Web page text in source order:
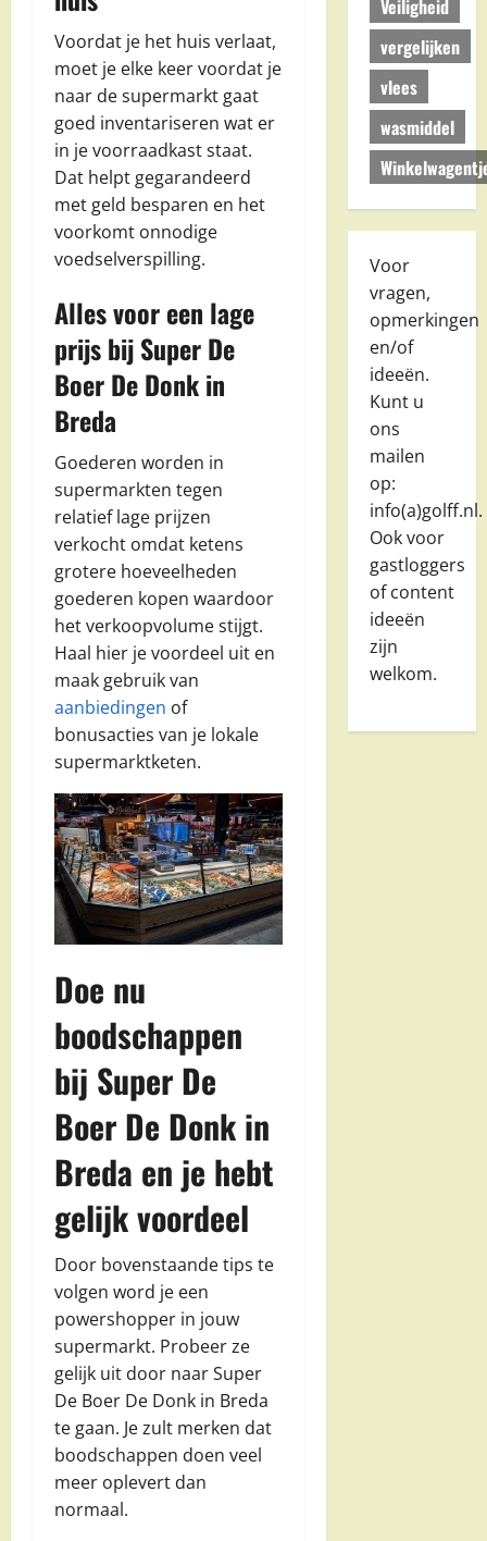
Voordat je het huis verlaat,
moet je elke keer voordat je
naar de supermarkt gaat
goed inventariseren wat er
in je voorraadkast staat.
Dat helpt gegarandeerd
met geld besparen en het
voorkomt onnodige
voedselverspilling.
Alles voor een lage
prijs bij Super De
Boer De Donk in
Breda
Goederen worden in
supermarkten tegen
relatief lage prijzen
verkocht omdat ketens
grotere hoeveelheden
goederen kopen waardoor
het verkoopvolume stijgt.
Haal hier je voordeel uit en
maak gebruik van
aanbiedingen of
bonusacties van je lokale
supermarktketen.
Doe nu
boodschappen
bij Super De
Boer De Donk in
Breda en je hebt
gelijk voordeel
Door bovenstaande tips te
volgen word je een
powershopper in jouw
supermarkt. Probeer ze
gelijk uit door naar Super
De Boer De Donk in Breda
te gaan. Je zult merken dat
boodschappen doen veel
meer oplevert dan
normaal.
Veiligheid
vergelijken
vlees
wasmiddel
Voor
vragen,
opmerkingen
en/of
ideeën.
Kunt u
ons
mailen
op:
info(a)golff.nl.
Ook voor
gastloggers
of content
ideeën
zijn
welkom.